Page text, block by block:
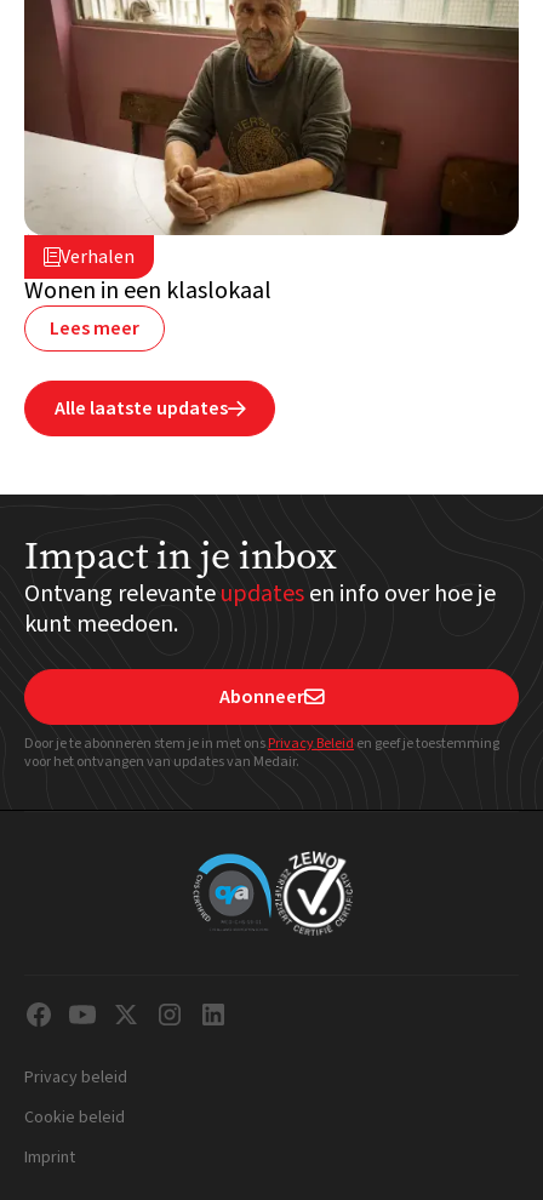
Verhalen
2 juli 2026
Libanon
Wonen in een klaslokaal
Lees meer
Alle laatste updates
Impact in je inbox
Ontvang relevanteupdatesen info over hoe je
kunt meedoen.
Abonneer
Door je te abonneren stem je in met onsPrivacy Beleid en geefje toestemming
voor het ontvangen van updates van Medair.
Privacy beleid
Cookie beleid
Imprint